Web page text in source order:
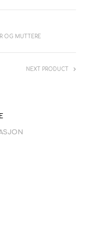
OG MUTTERE
NEXT PRODUCT